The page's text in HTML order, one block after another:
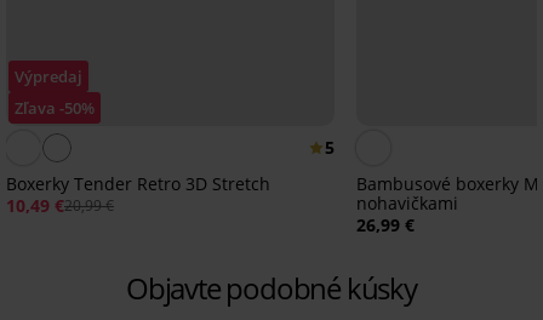
Výpredaj
Zľava -50%
5
Boxerky Tender Retro 3D Stretch
10,49 €20,99 €
Bambusové boxerky
nohavičkami
26,99 €
Objavte podobné kúsky